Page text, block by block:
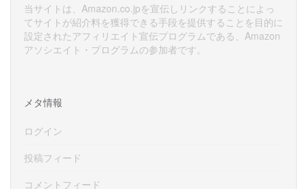
当サイトは、Amazon.co.jpを宣伝しリンクすることによっ
てサイトが紹介料を獲得できる手段を提供することを目的に
設定されたアフィリエイト宣伝プログラムである、Amazon
アソシエイト・プログラムの参加者です。
メタ情報
ログイン
投稿フィード
コメントフィード